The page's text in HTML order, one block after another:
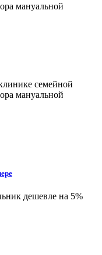
мануальной
семейной
мануальной
дешевле на 5%